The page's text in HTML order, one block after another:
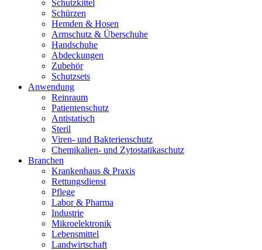
Schutzkittel
Schürzen
Hemden & Hosen
Armschutz & Überschuhe
Handschuhe
Abdeckungen
Zubehör
Schutzsets
Anwendung
Reinraum
Patientenschutz
Antistatisch
Steril
Viren- und Bakterienschutz
Chemikalien- und Zytostatikaschutz
Branchen
Krankenhaus & Praxis
Rettungsdienst
Pflege
Labor & Pharma
Industrie
Mikroelektronik
Lebensmittel
Landwirtschaft